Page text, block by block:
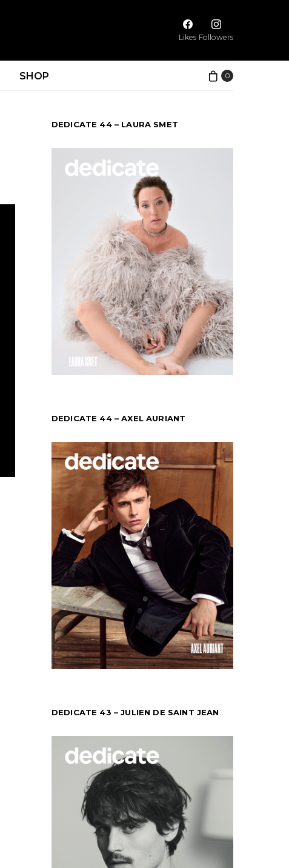
Likes Followers
SHOP 0
DEDICATE 44 – LAURA SMET
DEDICATE 44 – AXEL AURIANT
DEDICATE 43 – JULIEN DE SAINT JEAN